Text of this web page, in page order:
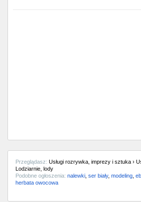
Przeglądasz: Usługi rozrywka, imprezy i sztuka ›
Lodziarnie, lody
Podobne ogłoszenia: nalewki ser biały, modeling
herbata owocowa